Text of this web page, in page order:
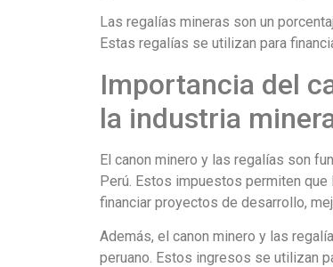
Las regalías mineras son un
Estas regalías se utilizan para
Importancia del
la industria
El canon minero y las regalías son
Perú. Estos impuestos permiten
financiar proyectos de desarrollo,
Además, el canon minero y las
peruano. Estos ingresos se utilizan